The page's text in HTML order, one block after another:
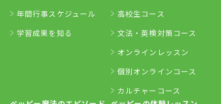
年間行事スケジュール
学習成果を知る
高校生コース
文法・英検対策コース
オンラインレッスン
個別オンラインコース
カルチャーコース